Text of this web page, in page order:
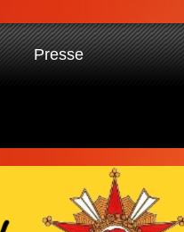
Presse